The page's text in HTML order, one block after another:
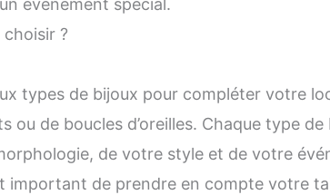
événement spécial.
?
types de bijoux pour compléter votre
ou de boucles d’oreilles. Chaque type
de votre style et de votre
important de prendre en compte votre